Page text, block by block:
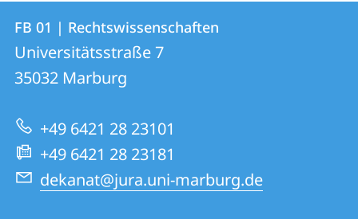
Kontakt
und
Informationen
zur
Website
Kontaktinformationen
FB
01
|
Rechtswissenschaften
FB 01 | Rechtswissenschaften
Universitätsstraße 7
35032 Marburg
+49 6421 28 23101
+49 6421 28 23181
dekanat@jura.uni-marburg.de